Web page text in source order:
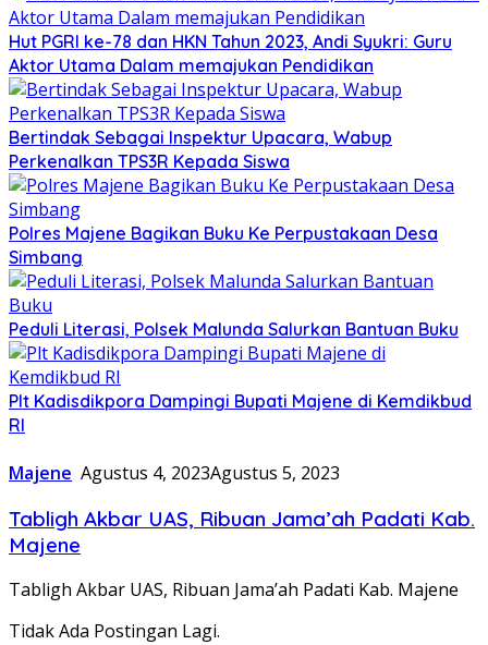
Hut PGRI ke-78 dan HKN Tahun 2023, Andi Syukri: Guru
Aktor Utama Dalam memajukan Pendidikan
Bertindak Sebagai Inspektur Upacara, Wabup
Perkenalkan TPS3R Kepada Siswa
Polres Majene Bagikan Buku Ke Perpustakaan Desa
Simbang
Peduli Literasi, Polsek Malunda Salurkan Bantuan Buku
Plt Kadisdikpora Dampingi Bupati Majene di Kemdikbud
RI
Majene Agustus 4, 2023Agustus 5, 2023
Tabligh Akbar UAS, Ribuan Jama’ah Padati Kab.
Majene
Tabligh Akbar UAS, Ribuan Jama’ah Padati Kab. Majene
Tidak Ada Postingan Lagi.